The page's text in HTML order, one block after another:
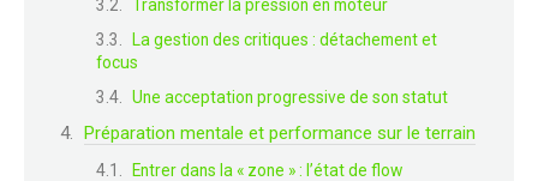
Transformer la pression en moteur
La gestion des critiques : détachement et
focus
Une acceptation progressive de son statut
Préparation mentale et performance sur le terrain
Entrer dans la « zone » : l’état de flow